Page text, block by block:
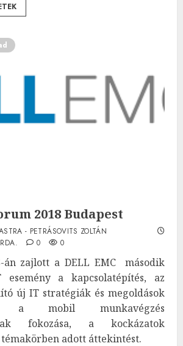
2018 Budapest
- PETRÁSOVITS ZOLTÁN
0 0
án zajlott a DELL EMC második
a kapcsolatépítés, az
új IT stratégiák és megoldások
a mobil munkavégzés
fokozása, a kockázatok
adott áttekintést.